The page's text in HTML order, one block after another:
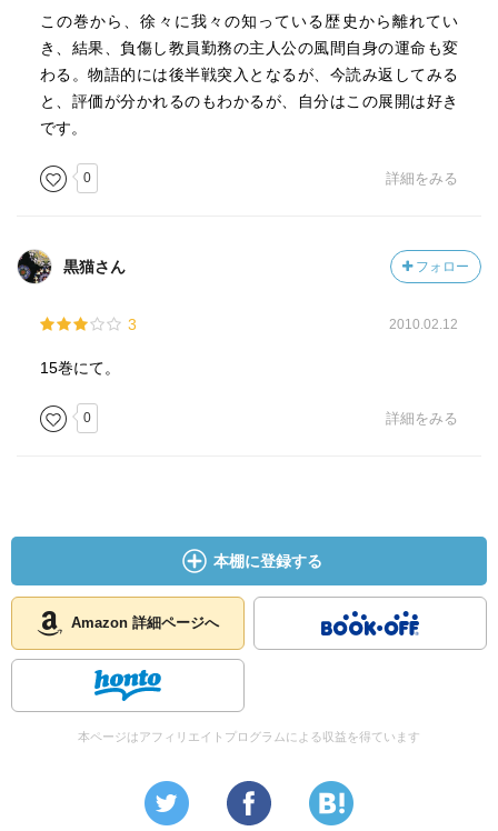
この巻から、徐々に我々の知っている歴史から離れてい
き、結果、負傷し教員勤務の主人公の風間自身の運命も変
わる。物語的には後半戦突入となるが、今読み返してみる
と、評価が分かれるのもわかるが、自分はこの展開は好き
です。
0 詳細をみる
黒猫さん フォロー
3 2010.02.12
15巻にて。
0 詳細をみる
本棚に登録する
Amazon 詳細ページへ
本ページはアフィリエイトプログラムによる収益を得ています